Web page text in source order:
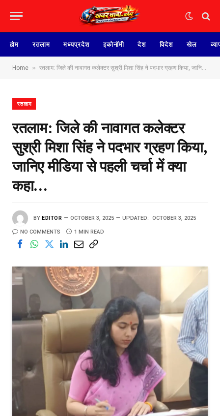
होम रतलाम मध्यप्रदेश इकोनॉमी देश विदेश खेल
Home » रतलाम: जिले की नावागत कलेक्टर सुश्री मिशा सिंह ने पदभार ग्रहण किया, जानिए मीडिया से पहली चर्चा में क्या कहा…
रतलाम
रतलाम: जिले की नावागत कलेक्टर
सुश्री मिशा सिंह ने पदभार ग्रहण किया,
जानिए मीडिया से पहली चर्चा में क्या
कहा…
BY EDITOR OCTOBER 3, 2025 UPDATED: OCTOBER 3, 2025
NO COMMENTS 1 MIN READ